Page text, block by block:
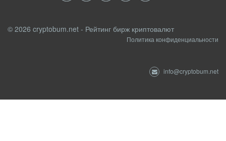
© 2026 cryptobum.net - Рейтинг бирж криптовалют
Политика конфиденциальности
info@cryptobum.net